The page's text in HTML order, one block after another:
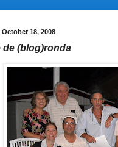
October 18, 2008
de (blog)ronda